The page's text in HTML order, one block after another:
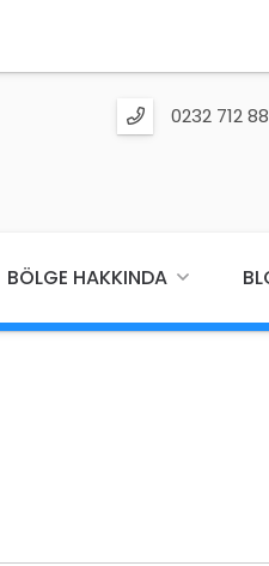
0232 712
BÖLGE HAKKINDA